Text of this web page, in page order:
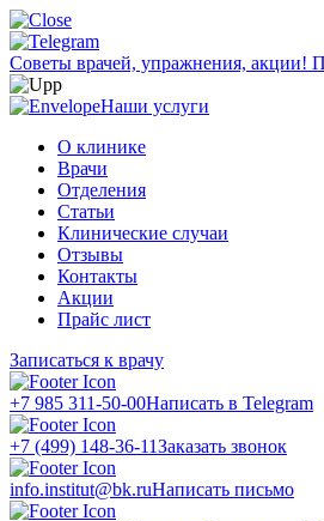
Советы врачей, упражнения, акции!
Наши услуги
О клинике
Врачи
Отделения
Статьи
Клинические случаи
Отзывы
Контакты
Акции
Прайс лист
Записаться к врачу
+7 985 311-50-00Написать в Telegram
+7 (499) 148-36-11Заказать звонок
info.institut@bk.ruНаписать письмо